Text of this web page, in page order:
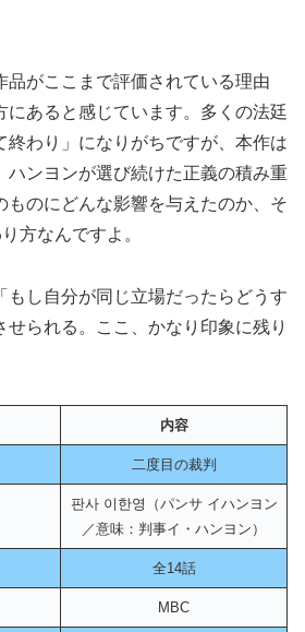
品がここまで評価されている理由
にあると感じています。多くの法廷
終わり」になりがちですが、本作は
ハンヨンが選び続けた正義の積み重
ものにどんな影響を与えたのか、そ
方なんですよ。
もし自分が同じ立場だったらどうす
せられる。ここ、かなり印象に残り
内容
二度目の裁判
판사 이한영（パンサ イハンヨン
／意味：判事イ・ハンヨン）
全14話
MBC